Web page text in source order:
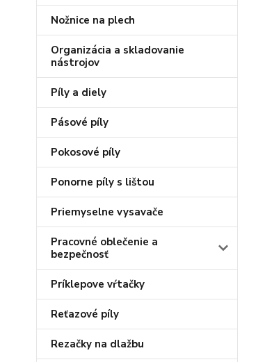
Nožnice na plech
Organizácia a skladovanie
nástrojov
Píly a diely
Pásové píly
Pokosové píly
Ponorne píly s lištou
Priemyselne vysavače
Pracovné oblečenie a
bezpečnosť
Príklepove vŕtačky
Reťazové píly
Rezačky na dlažbu